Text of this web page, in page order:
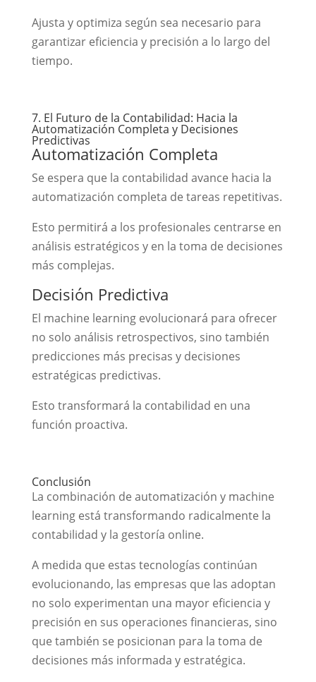
Ajusta y optimiza según sea necesario para
garantizar eficiencia y precisión a lo largo del
tiempo.
7. El Futuro de la Contabilidad: Hacia la
Automatización Completa y Decisiones
Predictivas
Automatización Completa
Se espera que la contabilidad avance hacia la
automatización completa de tareas repetitivas.
Esto permitirá a los profesionales centrarse en
análisis estratégicos y en la toma de decisiones
más complejas.
Decisión Predictiva
El machine learning evolucionará para ofrecer
no solo análisis retrospectivos, sino también
predicciones más precisas y decisiones
estratégicas predictivas.
Esto transformará la contabilidad en una
función proactiva.
Conclusión
La combinación de automatización y machine
learning está transformando radicalmente la
contabilidad y la gestoría online.
A medida que estas tecnologías continúan
evolucionando, las empresas que las adoptan
no solo experimentan una mayor eficiencia y
precisión en sus operaciones financieras, sino
que también se posicionan para la toma de
decisiones más informada y estratégica.